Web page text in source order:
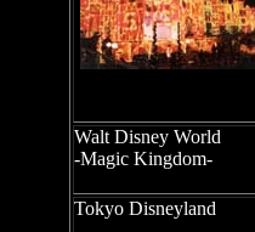
Walt Disney World
-Magic Kingdom-
Tokyo Disneyland